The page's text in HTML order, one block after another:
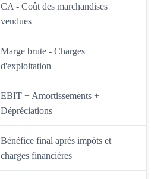
CA - Coût des marchandises
vendues
Marge brute - Charges
d'exploitation
EBIT + Amortissements +
Dépréciations
Bénéfice final après impôts et
charges financières